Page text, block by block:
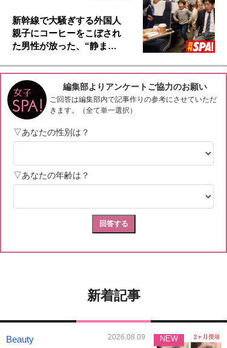
新幹線で大騒ぎする外国人
親子にコーヒーをこぼされ
た男性が放った、“静ま…
新着記事
Beauty 2026.08.09 NEW